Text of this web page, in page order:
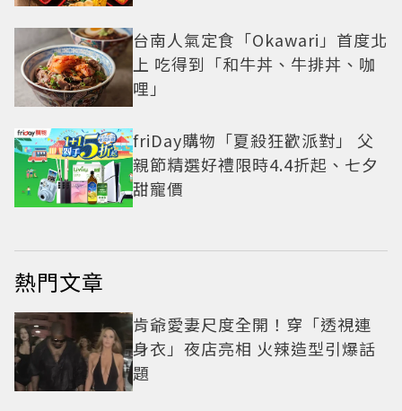
台南人氣定食「Okawari」首度北
上 吃得到「和牛丼、牛排丼、咖
哩」
friDay購物「夏殺狂歡派對」 父
親節精選好禮限時4.4折起、七夕
甜寵價
熱門文章
肯爺愛妻尺度全開！穿「透視連
身衣」夜店亮相 火辣造型引爆話
題